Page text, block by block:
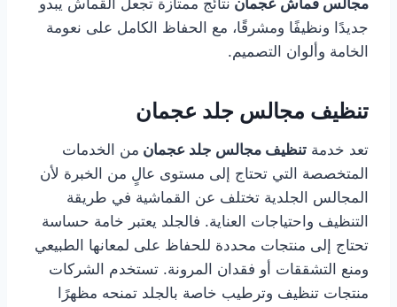
مجالس قماش عجمان نتائج ممتازة تجعل القماش يبدو
جديدًا ونظيفًا ومشرقًا، مع الحفاظ الكامل على نعومة
الخامة وألوان التصميم.
تنظيف مجالس جلد عجمان
تعد خدمة تنظيف مجالس جلد عجمان من الخدمات
المتخصصة التي تحتاج إلى مستوى عالٍ من الخبرة لأن
المجالس الجلدية تختلف عن القماشية في طريقة
التنظيف واحتياجات العناية. فالجلد يعتبر خامة حساسة
تحتاج إلى منتجات محددة للحفاظ على لمعانها الطبيعي
ومنع التشققات أو فقدان المرونة. تستخدم الشركات
منتجات تنظيف وترطيب خاصة بالجلد تمنحه مظهرًا